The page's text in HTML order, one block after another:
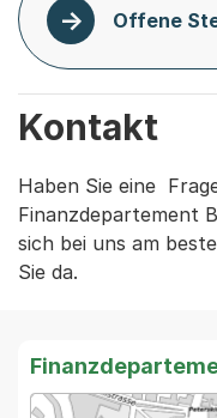
Offene
Kontakt
Haben Sie eine
Finanzdepartement
sich bei uns am
Sie da.